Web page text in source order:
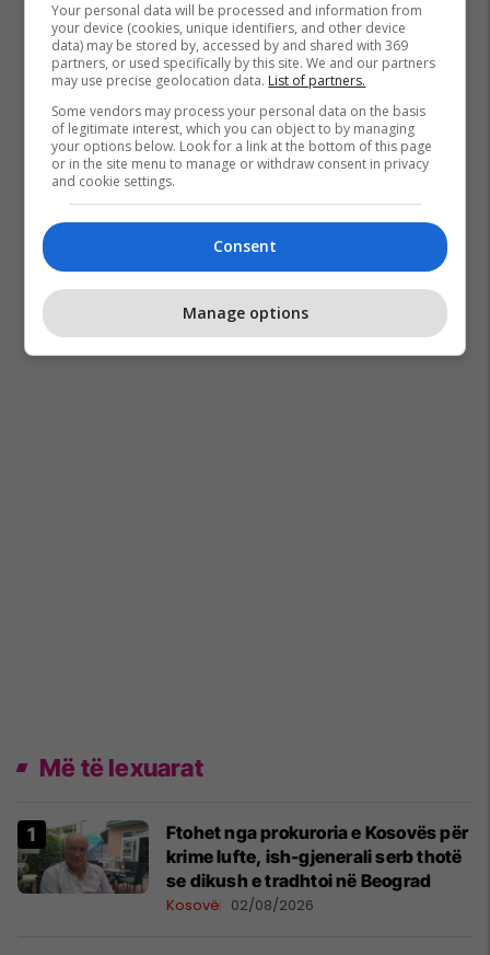
Më të lexuarat
Ftohet nga prokuroria e Kosovës për
krime lufte, ish-gjenerali serb thotë
se dikush e tradhtoi në Beograd
Kosovë 02/08/2026
Your personal data will be processed and information from
your device (cookies, unique identifiers, and other device
data) may be stored by, accessed by and shared with 369
partners, or used specifically by this site. We and our partners
may use precise geolocation data. List of partners.
Some vendors may process your personal data on the basis
of legitimate interest, which you can object to by managing
your options below. Look for a link at the bottom of this page
or in the site menu to manage or withdraw consent in privacy
and cookie settings.
Consent
Manage options